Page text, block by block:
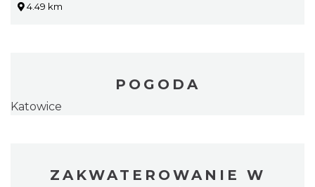
4.49 km
POGODA
Katowice
ZAKWATEROWANIE W